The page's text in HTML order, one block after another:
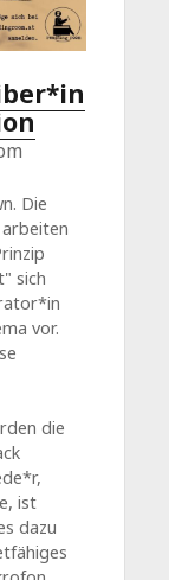
Die
sich
vor.
die
ist
dazu